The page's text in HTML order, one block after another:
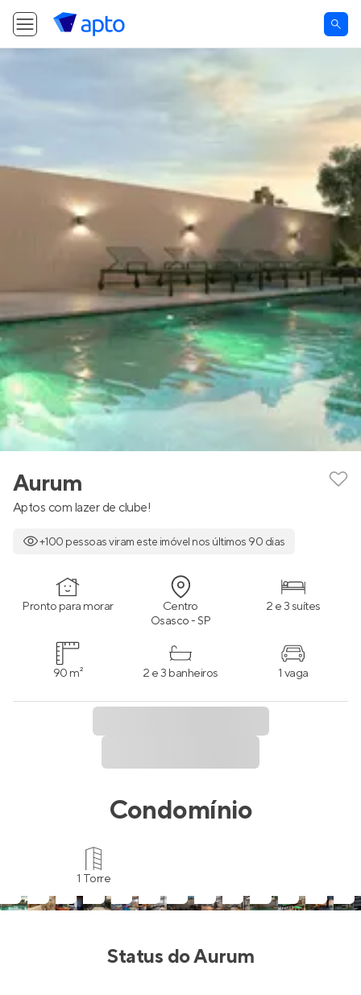
Aurum
Aptos com lazer de clube!
+100 pessoas viram este imóvel nos últimos 90 dias
Pronto para morar Centro
Osasco - SP
2 e 3 suítes
90 m² 2 e 3 banheiros 1 vaga
Condomínio
1 Torre
Status doAurum